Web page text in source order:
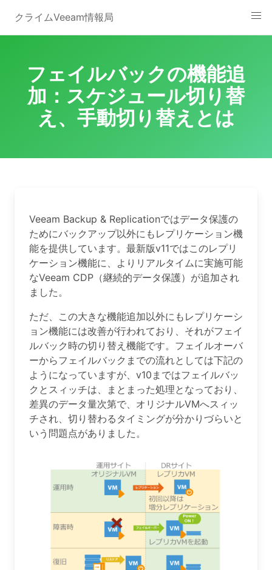
content
クライムVeeam情報局
フェイルバックの機能追
加：スケジュール切り替
え、手動切り替えとは
Veeam Backup & Replicationではデータ保護の
ためにバックアップ以外にもレプリケーション機
能を提供しています。最新版v11ではこのレプリ
ケーション機能に、よりリアルタイムに実施可能
なVeeam CDP（継続的データ保護）が追加され
ました。
ただ、この大きな機能追加以外にもレプリケーシ
ョン機能には改善が行われており、それがフェイ
ルバック時の切り替え機能です。フェイルオーバ
ーからフェイルバックまでの流れとしては下記の
ようになっていますが、v10まではフェイルバッ
クとスィッチは、まとまった処理となっており、
差異のデータ量次第で、オリジナルVMへスィッ
チされ、切り替わるタイミングが分かりづらいと
いう問題点がありました。